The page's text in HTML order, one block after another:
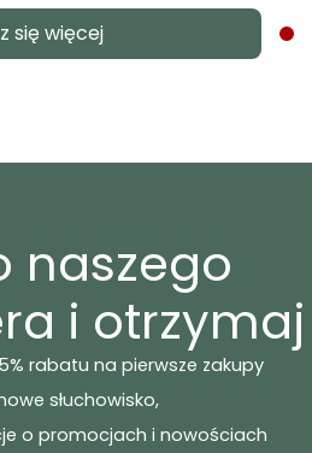
się więcej
naszego
i otrzymaj
rabatu na pierwsze zakupy
słuchowisko,
o promocjach i nowościach